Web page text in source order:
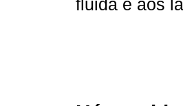
fluida e aos